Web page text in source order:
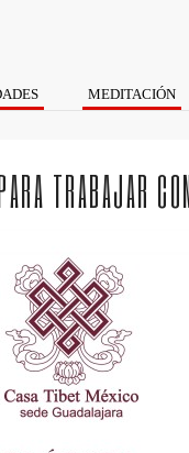
MEDITACIÓN
TRABAJAR